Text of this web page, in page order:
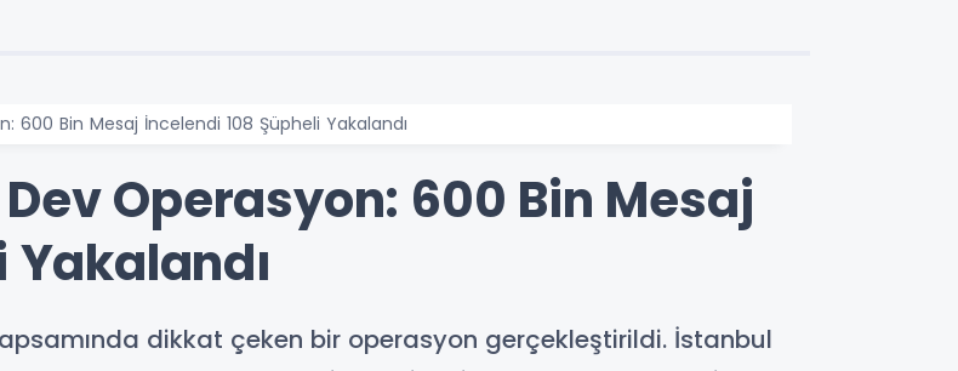
600 Bin Mesaj İncelendi 108 Şüpheli Yakalandı
Operasyon: 600 Bin Mesaj
dikkat çeken bir operasyon gerçekleştirildi. İstanbul